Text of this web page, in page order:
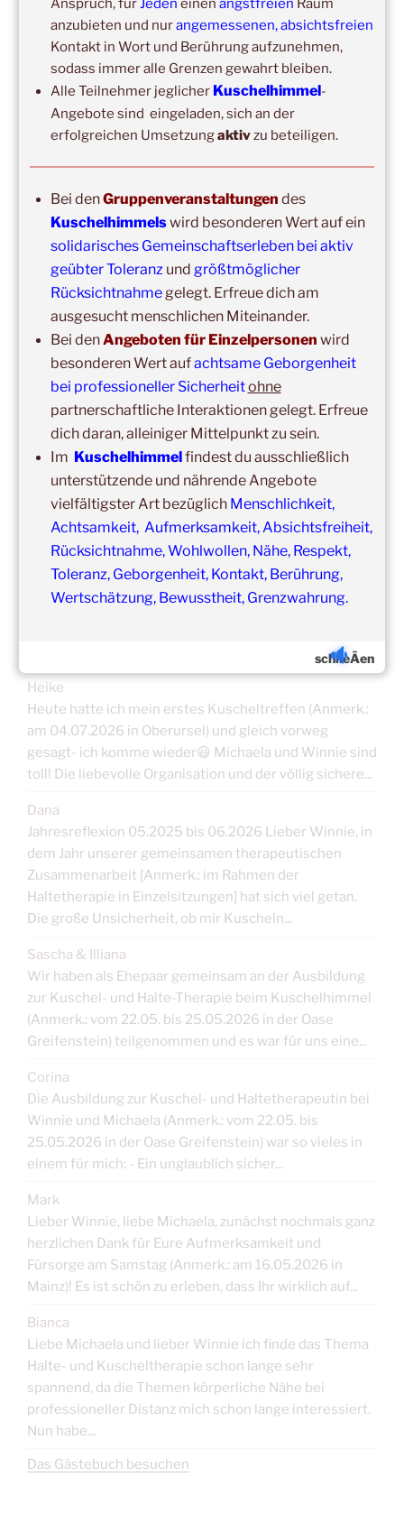
Alle Rechte vorbehalten.
Update:
UnsereGruppenveranstaltungensind ohneEinschränkungen
in unseren Veranstaltungsräumen möglich!
Was schon immer galt und weiter gilt:Fühlst du dich krank
und/oder hast Erkältungssymptome, dann verzichte bitte
vorübergehend auf die Teilnahme.
Der nächste Termin ist nicht weit entfernt.
Heike
Heute hatte ich mein erstes Kuscheltreffen (Anmerk.:
am 04.07.2026 in Oberursel) und gleich vorweg
gesagt- ich komme wieder😃 Michaela und Winnie sind
toll! Die liebevolle Organisation und der völlig sichere...
Dana
Jahresreflexion 05.2025 bis 06.2026 Lieber Winnie, in
dem Jahr unserer gemeinsamen therapeutischen
Zusammenarbeit [Anmerk.: im Rahmen der
Haltetherapie in Einzelsitzungen] hat sich viel getan.
Die große Unsicherheit, ob mir Kuscheln...
Sascha & Illiana
Wir haben als Ehepaar gemeinsam an der Ausbildung
zur Kuschel- und Halte-Therapie beim Kuschelhimmel
(Anmerk.: vom 22.05. bis 25.05.2026 in der Oase
Greifenstein) teilgenommen und es war für uns eine...
Corina
Die Ausbildung zur Kuschel- und Haltetherapeutin bei
Winnie und Michaela (Anmerk.: vom 22.05. bis
25.05.2026 in der Oase Greifenstein) war so vieles in
einem für mich: - Ein unglaublich sicher...
Mark
Lieber Winnie, liebe Michaela, zunächst nochmals ganz
herzlichen Dank für Eure Aufmerksamkeit und
Fürsorge am Samstag (Anmerk.: am 16.05.2026 in
Mainz)! Es ist schön zu erleben, dass Ihr wirklich auf...
Bianca
Liebe Michaela und lieber Winnie ich finde das Thema
Halte- und Kuscheltherapie schon lange sehr
spannend, da die Themen körperliche Nähe bei
professioneller Distanz mich schon lange interessiert.
Nun habe...
Das Gästebuch besuchen
schlieÃen
anzubieten und nurangemessenen, absichtsfreien
Kontakt in Wort und Berührung aufzunehmen,
sodass immer alle Grenzen gewahrt bleiben.
Alle Teilnehmer jeglicher Kuschelhimmel-
Angebote sind eingeladen, sich an der
erfolgreichen Umsetzungaktivzu beteiligen.
Bei denGruppenveranstaltungen des
Kuschelhimmelswird besonderen Wert auf ein
solidarisches Gemeinschaftserleben bei aktiv
geübter Toleranzund größtmöglicher
Rücksichtnahmegelegt. Erfreue dich am
ausgesucht menschlichen Miteinander.
Bei denAngeboten für Einzelpersonen wird
besonderen Wert aufachtsame Geborgenheit
bei professioneller Sicherheitohne
partnerschaftliche Interaktionen gelegt. Erfreue
dich daran, alleiniger Mittelpunkt zu sein.
Im Kuschelhimmelfindest du ausschließlich
unterstützende und nährende Angebote
vielfältigster Art bezüglich Menschlichkeit,
Achtsamkeit, Aufmerksamkeit, Absichtsfreiheit,
Rücksichtnahme, Wohlwollen, Nähe, Respekt,
Toleranz, Geborgenheit, Kontakt, Berührung,
Wertschätzung, Bewusstheit, Grenzwahrung.